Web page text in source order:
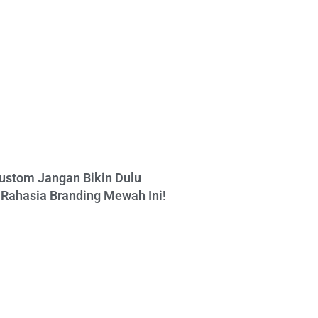
Jangan Bikin Dulu
Branding Mewah Ini!